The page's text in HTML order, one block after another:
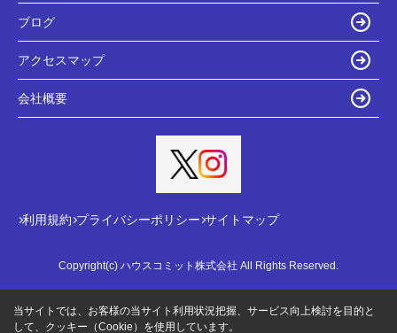
ブログ
アクセスマップ
会社概要
利用規約 プライバシーポリシー サイトマップ
Copyright(c) ハウスコミット株式会社 All Rights Reserved.
当サイトでは、お客様の当サイト利用状況把握、サービス向上検討を目的と
して、クッキー（Cookie）を使用しています。